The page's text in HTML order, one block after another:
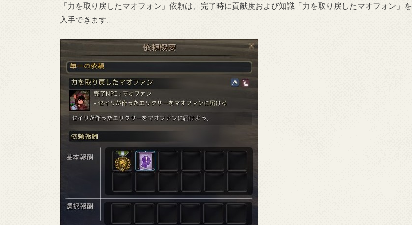
「力を取り戻したマオフォン」依頼は、完了時に貢献度および知識「力を取り戻したマオフォン」を
入手できます。